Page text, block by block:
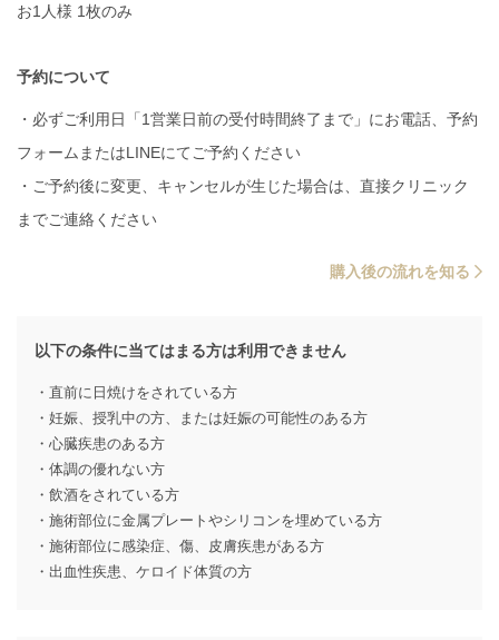
お1人様 1枚のみ
予約について
・必ずご利用日「1営業日前の受付時間終了まで」にお電話、予約
フォームまたはLINEにてご予約ください
・ご予約後に変更、キャンセルが生じた場合は、直接クリニック
までご連絡ください
購入後の流れを知る
以下の条件に当てはまる方は利用できません
・直前に日焼けをされている方
・妊娠、授乳中の方、または妊娠の可能性のある方
・心臓疾患のある方
・体調の優れない方
・飲酒をされている方
・施術部位に金属プレートやシリコンを埋めている方
・施術部位に感染症、傷、皮膚疾患がある方
・出血性疾患、ケロイド体質の方